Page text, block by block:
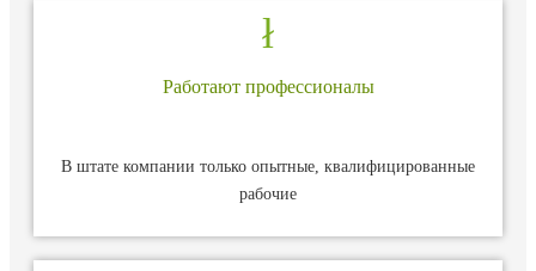
Работают профессионалы
В штате компании только опытные, квалифицированные
рабочие